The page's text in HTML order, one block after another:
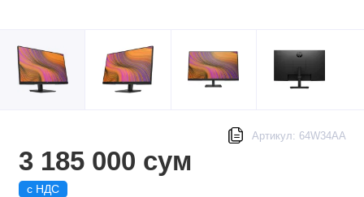
Артикул: 64W34AA
3 185 000 сум
с НДС